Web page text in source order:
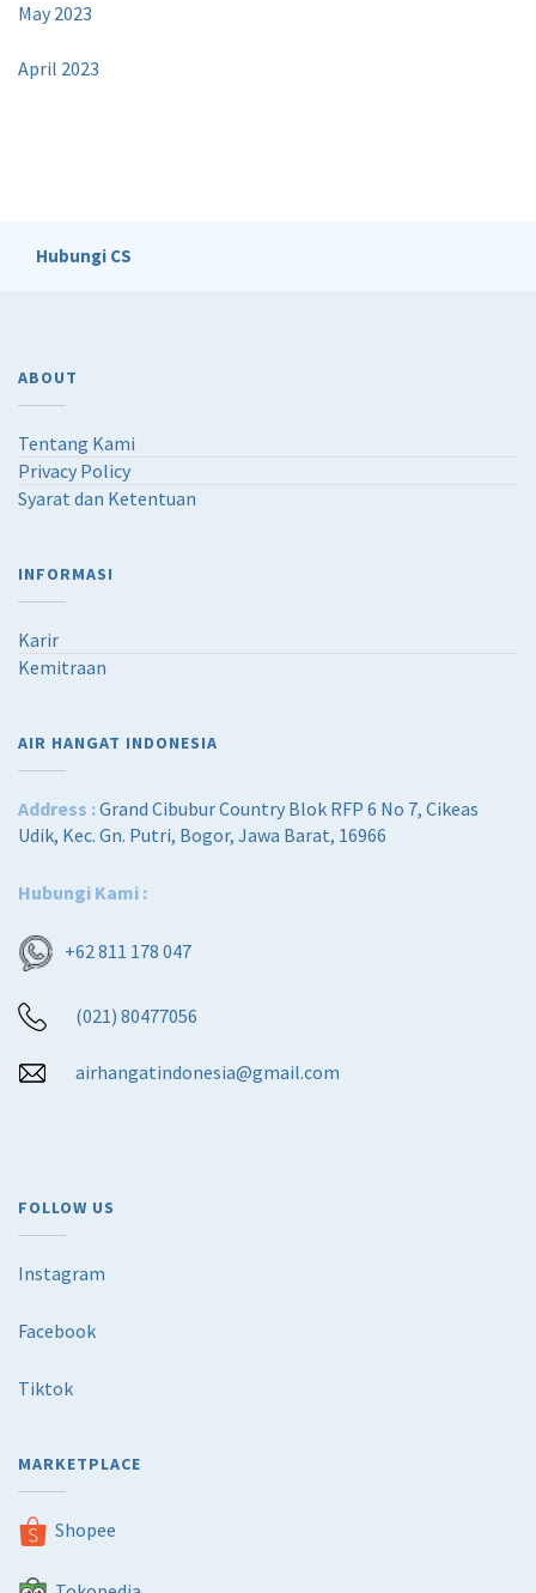
May 2023
April 2023
Hubungi CS
ABOUT
Tentang Kami
Privacy Policy
Syarat dan Ketentuan
INFORMASI
Karir
Kemitraan
AIR HANGAT INDONESIA
Address :Grand Cibubur Country Blok RFP 6 No 7, Cikeas
Udik, Kec. Gn. Putri, Bogor, Jawa Barat, 16966
Hubungi Kami :
+62 811 178 047
(021) 80477056
airhangatindonesia@gmail.com
FOLLOW US
Instagram
Facebook
Tiktok
MARKETPLACE
Shopee